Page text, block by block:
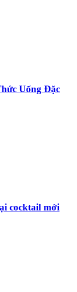
Uống Đặc
cocktail mới